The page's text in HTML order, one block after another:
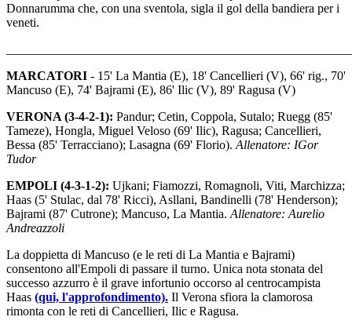
Donnarumma che, con una sventola, sigla il gol della bandiera per i
veneti.
MARCATORI - 15' La Mantia (E), 18' Cancellieri (V), 66' rig., 70'
Mancuso (E), 74' Bajrami (E), 86' Ilic (V), 89' Ragusa (V)
VERONA (3-4-2-1): Pandur; Cetin, Coppola, Sutalo; Ruegg (85'
Tameze), Hongla, Miguel Veloso (69' Ilic), Ragusa; Cancellieri,
Bessa (85' Terracciano); Lasagna (69' Florio). Allenatore: IGor
Tudor
EMPOLI (4-3-1-2): Ujkani; Fiamozzi, Romagnoli, Viti, Marchizza;
Haas (5' Stulac, dal 78' Ricci), Asllani, Bandinelli (78' Henderson);
Bajrami (87' Cutrone); Mancuso, La Mantia. Allenatore: Aurelio
Andreazzoli
La doppietta di Mancuso (e le reti di La Mantia e Bajrami)
consentono all'Empoli di passare il turno. Unica nota stonata del
successo azzurro è il grave infortunio occorso al centrocampista
Haas (qui, l'approfondimento). Il Verona sfiora la clamorosa
rimonta con le reti di Cancellieri, Ilic e Ragusa.